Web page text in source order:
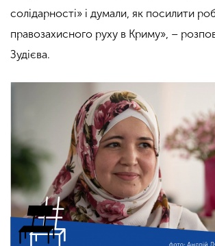
солідарності» і думали, як посилити
правозахисного руху в Криму», –
Зудієва.